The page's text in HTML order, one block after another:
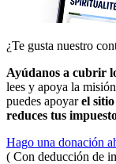
¿Te gusta nuestro
Ayúdanos a cubrir
lees y apoya la
puedes apoyarel
reduces tus
Hago una donación
( Con deducción de